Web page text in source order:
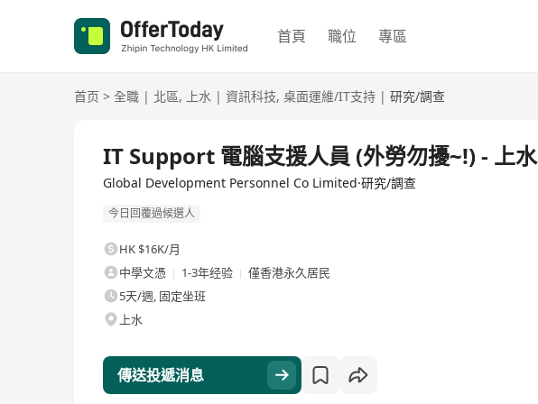
首頁 職位 專區
首页 > 全職 | 北區, 上水 | 資訊科技, 桌面運維/IT支持 | 研究/調查
IT Support 電腦支援人員 (外勞勿擾~!) - 上水
Global Development Personnel Co Limited·研究/調查
今日回覆過候選人
HK $16K/月
中學文憑
1-3年经验
僅香港永久居民
5天/週, 固定坐班
上水
傳送投遞消息